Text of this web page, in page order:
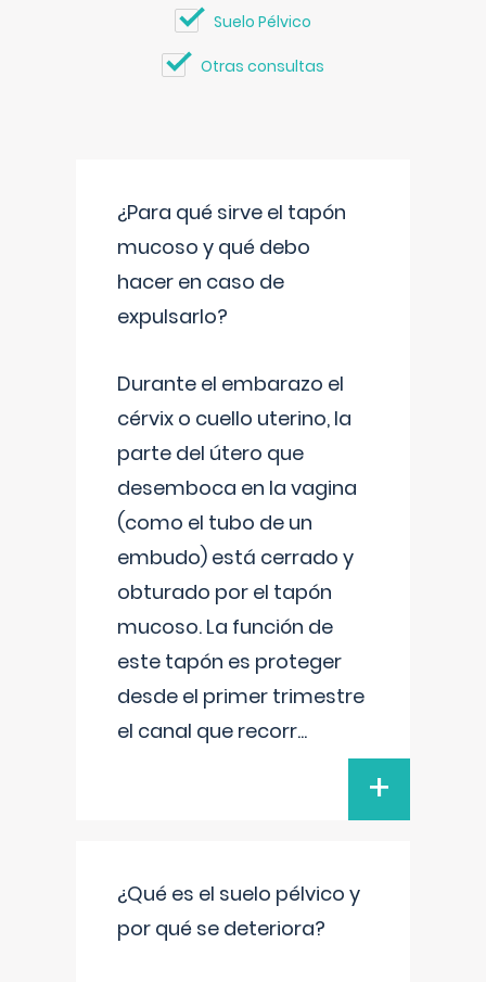
Suelo Pélvico
Otras consultas
¿Para qué sirve el tapón
mucoso y qué debo
hacer en caso de
expulsarlo?
Durante el embarazo el
cérvix o cuello uterino, la
parte del útero que
desemboca en la vagina
(como el tubo de un
embudo) está cerrado y
obturado por el tapón
mucoso. La función de
este tapón es proteger
desde el primer trimestre
el canal que recorr...
+
¿Qué es el suelo pélvico y
por qué se deteriora?